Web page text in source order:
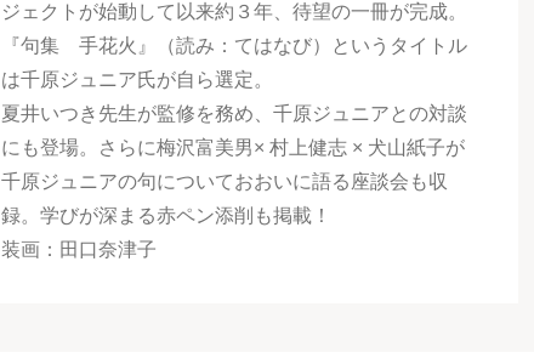
ジェクトが始動して以来約３年、待望の一冊が完成。
『句集 手花火』（読み：てはなび）というタイトル
は千原ジュニア氏が自ら選定。
夏井いつき先生が監修を務め、千原ジュニアとの対談
にも登場。さらに梅沢富美男× 村上健志 × 犬山紙子が
千原ジュニアの句についておおいに語る座談会も収
録。学びが深まる赤ペン添削も掲載！
装画：田口奈津子